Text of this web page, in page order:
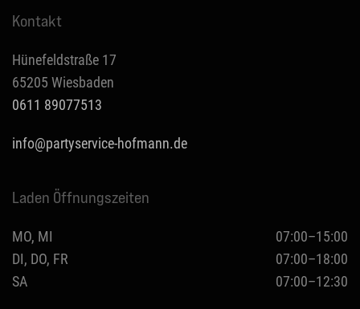
Kontakt
Hünefeldstraße 17
65205 Wiesbaden
0611 89077513
info@partyservice-hofmann.de
Laden Öffnungszeiten
MO, MI
07:00–15:00
DI, DO, FR
07:00–18:00
SA
07:00–12:30